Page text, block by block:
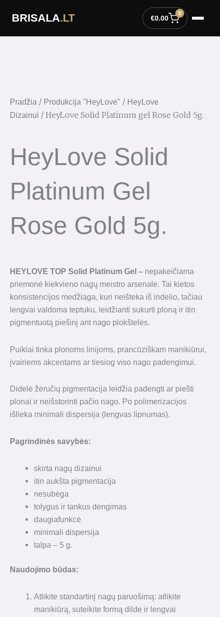
BRISALA.LT €0.00
0
Pradžia / Produkcija "HeyLove" / HeyLove
Dizainui / HeyLove Solid Platinum gel Rose Gold 5g.
HeyLove Solid
Platinum Gel
Rose Gold 5g.
HEYLOVE TOP Solid Platinum Gel – nepakeičiama
priemonė kiekvieno nagų meistro arsenale. Tai kietos
konsistencijos medžiaga, kuri neišteka iš indelio, tačiau
lengvai valdoma teptuku, leidžianti sukurti ploną ir itin
pigmentuotą piešinį ant nago plokštelės.
Puikiai tinka plonoms linijoms, prancūziškam manikiūrui,
įvairiems akcentams ar tiesiog viso nago padengimui.
Didelė žėručių pigmentacija leidžia padengti ar piešti
plonai ir neišstorinti pačio nago. Po polimerizacijos
išlieka minimali dispersija (lengvas lipnumas).
Pagrindinės savybės:
skirta nagų dizainui
itin aukšta pigmentacija
nesubėga
tolygus ir tankus dengimas
daugiafunkcė
minimali dispersija
talpa – 5 g.
Naudojimo būdas:
Atlikite standartinį nagų paruošimą: atlikite
manikiūrą, suteikite formą dilde ir lengvai